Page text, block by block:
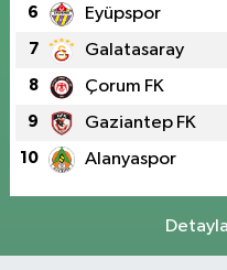
6 Eyüpspor
7 Galatasaray
8 Çorum FK
9 Gaziantep FK
10 Alanyaspor